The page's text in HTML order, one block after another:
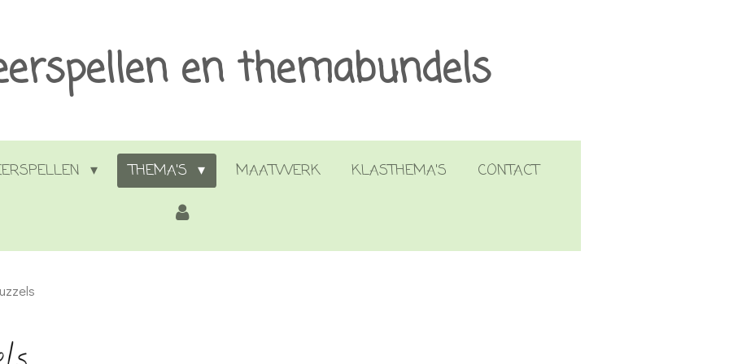
en themabundels
THEMA'S MAATWERK KLASTHEMA'S CONTACT